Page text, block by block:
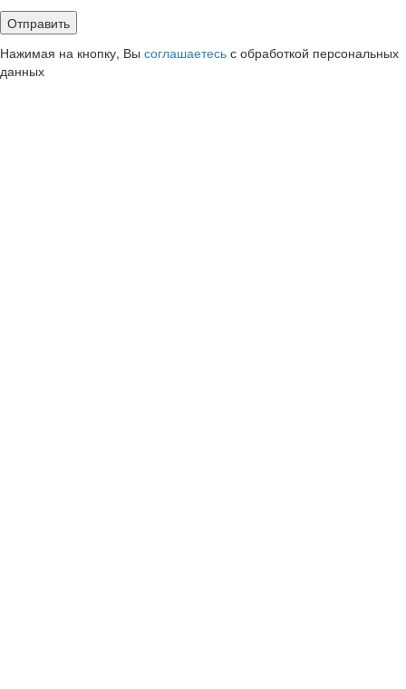
Нажимая на кнопку, Вы соглашаетесь с обработкой персональных
данных